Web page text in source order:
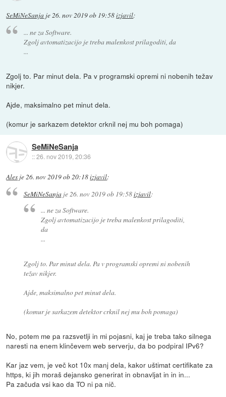
SeMiNeSanja je26. nov 2019 ob 19:58izjavil:
... ne za Software.
Zgolj avtomatizacijo je treba malenkost prilagoditi, da
...
Zgolj to. Par minut dela. Pa v programski opremi ni nobenih težav
nikjer.
Ajde, maksimalno pet minut dela.
(komur je sarkazem detektor crknil nej mu boh pomaga)
SeMiNeSanja
::26. nov 2019, 20:36
Ales je26. nov 2019 ob 20:18izjavil:
SeMiNeSanjaje 26. nov 2019 ob 19:58izjavil:
... ne za Software.
Zgolj avtomatizacijo je treba malenkost prilagoditi,
da
...
Zgolj to. Par minut dela. Pa v programski opremi ni nobenih
težav nikjer.
Ajde, maksimalno pet minut dela.
(komur je sarkazem detektor crknil nej mu boh pomaga)
No, potem me pa razsvetlji in mi pojasni, kaj je treba tako silnega
naresti na enem klinčevem web serverju, da bo podpiral IPv6?
Kar jaz vem, je več kot 10x manj dela, kakor uštimat certifikate za
https, ki jih moraš dejansko generirat in obnavljat in in in...
Pa začuda vsi kao da TO ni pa nič.